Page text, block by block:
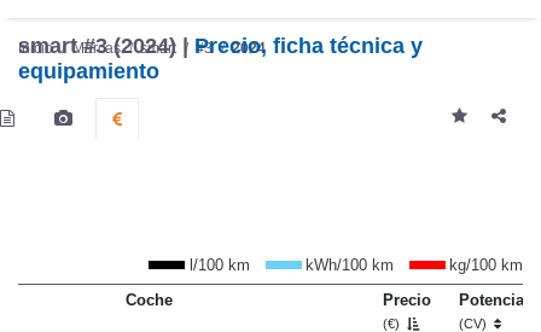
Inicio Marcas smart #3 2024
smart #3 (2024) | Precio, ficha técnica y
equipamiento
l/100 km kWh/100 km
kg/100 km
Coche
Precio
(€)
Potencia
(CV)